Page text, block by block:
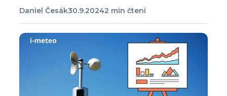
Daniel Česák30.9.20242 min čtení